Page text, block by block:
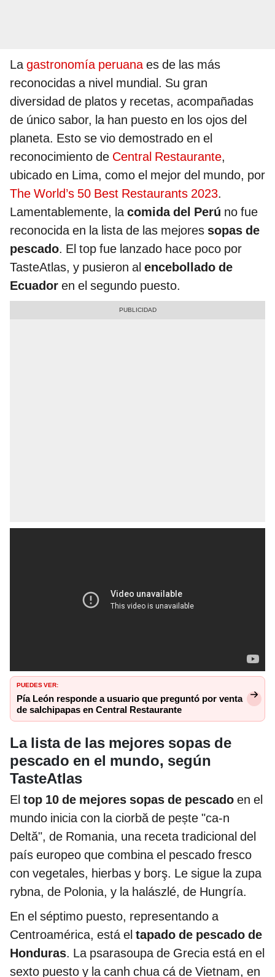
Lagastronomía peruanaes de las más
reconocidas a nivel mundial. Su gran
diversidad de platos y recetas, acompañadas
de único sabor, la han puesto en los ojos del
planeta. Esto se vio demostrado en el
reconocimiento de Central Restaurante,
ubicado en Lima, como el mejor del mundo, por
The World’s 50 Best Restaurants 2023.
Lamentablemente, lacomida del Perú no fue
reconocida en la lista de las mejores sopas de
pescado. El top fue lanzado hace poco por
TasteAtlas, y pusieron al encebollado de
Ecuador en el segundo puesto.
PUEDES VER:
Pía León responde a usuario que preguntó por venta
de salchipapas en Central Restaurante
La lista de las mejores sopas de
pescado en el mundo, según
TasteAtlas
El top 10 de mejores sopas de pescado en el
mundo inicia con la ciorbă de pește "ca-n
Deltă", de Romania, una receta tradicional del
país europeo que combina el pescado fresco
con vegetales, hierbas y borş. Le sigue la zupa
rybna, de Polonia, y la halászlé, de Hungría.
En el séptimo puesto, representando a
Centroamérica, está el tapado de pescado de
Honduras. La psarasoupa de Grecia está en el
sexto puesto y la canh chua cá de Vietnam, en